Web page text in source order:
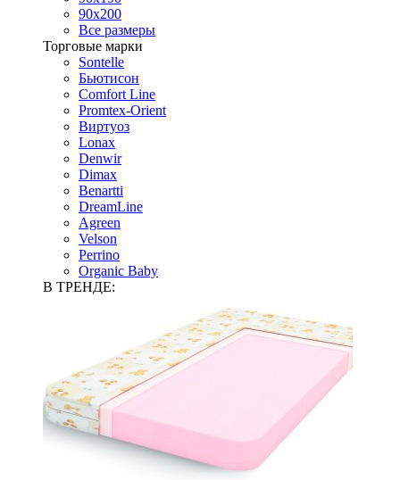
90х200
Все размеры
Торговые марки
Sontelle
Бьютисон
Comfort Line
Promtex-Orient
Виртуоз
Lonax
Denwir
Dimax
Benartti
DreamLine
Agreen
Velson
Perrino
Organic Baby
В ТРЕНДЕ: